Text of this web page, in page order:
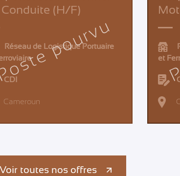
pourvu
(H/F)
Réseau de Logistique Portuaire
CDI
Cameroun
et
Voir toutes nos offres